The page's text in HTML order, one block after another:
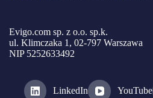
Evigo.com sp. z o.o. sp.k.
ul. Klimczaka 1, 02-797 Warszawa
NIP 5252633492
LinkedIn YouTube